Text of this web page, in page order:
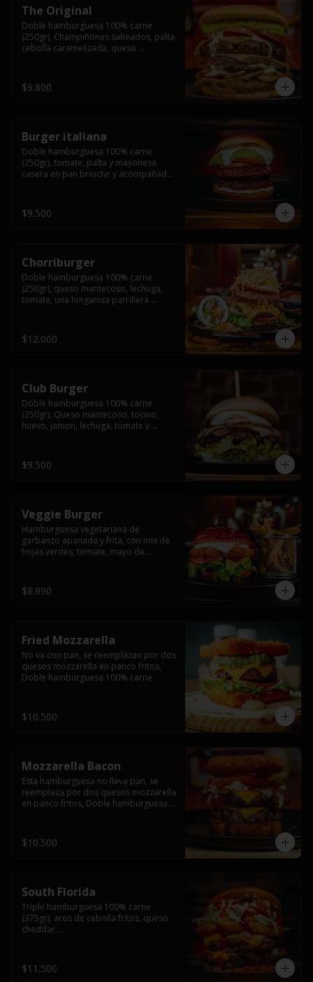
The Original
Doble hamburguesa 100% carne
(250gr), Champiñones salteados, palta,
cebolla caramelizada, queso
fritas.
$9.800
Burger italiana
Doble hamburguesa 100% carne
(250gr), tomate, palta y mayonesa
casera en pan brioche y acompañado
$9.500
Chorriburger
Doble hamburguesa 100% carne
(250gr), queso mantecoso, lechuga,
tomate, una longaniza parrillera
papas fritas.
$12.000
Club Burger
Doble hamburguesa 100% carne
(250gr), Queso mantecoso, tocino,
huevo, jamon, lechuga, tomate y
$9.500
Veggie Burger
Hamburguesa vegetariana de
garbanzo apanada y frita, con mix de
hojas verdes, tomate, mayo de
$8.990
Fried Mozzarella
No va con pan, se reemplazan por dos
quesos mozzarella en panco fritos,
Doble hamburguesa 100% carne
$10.500
Mozzarella Bacon
Esta hamburguesa no lleva pan, se
reemplaza por dos quesos mozzarella
en panco fritos, Doble hamburguesa
salsa BBQ acompañado de papas
fritas.
$10.500
South Florida
Triple hamburguesa 100% carne
(375gr), aros de cebolla fritos, queso
cheddar,
$11.500